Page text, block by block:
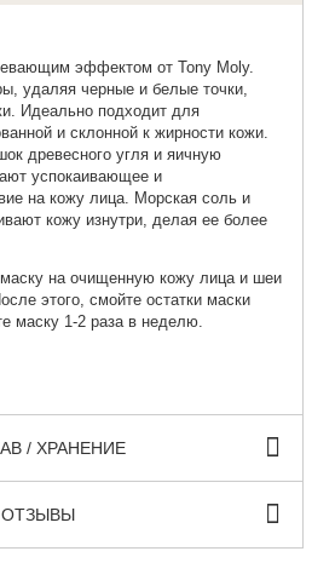
эффектом отTony Moly.
удаляя черные и белые точки,
Идеально подходит для
и склонной к жирности кожи.
древесного угля и яичную
успокаивающее и
на кожу лица. Морская соль и
кожу изнутри, делая ее более
маску на очищенную кожу лица и шеи
этого, смойте остатки маски
маску 1-2 раза в неделю.
/ ХРАНЕНИЕ
ОТЗЫВЫ